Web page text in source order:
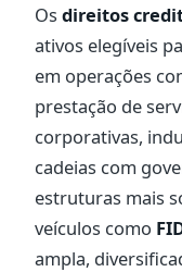
Os direitos
ativos elegíveis
em operações
prestação de
corporativas,
cadeias com
estruturas mais
veículos como
ampla,